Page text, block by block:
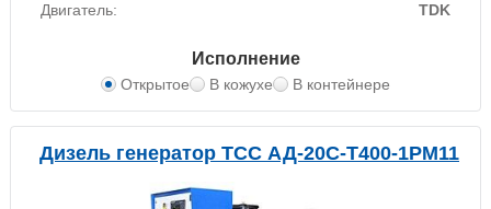
Двигатель:
TDK
Исполнение
Открытое В кожухе В контейнере
Дизель генератор ТСС АД-20С-Т400-1РМ11